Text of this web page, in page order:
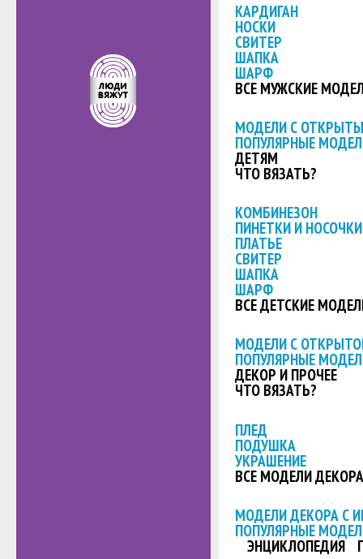
КАРДИГАН
НОСКИ
СВИТЕР
ШАПКА
ШАРФ
ВСЕ МУЖСКИЕ
МОДЕЛИ С
ПОПУЛЯРНЫЕ
ДЕТЯМ
ЧТО ВЯЗАТЬ?
КОМБИНЕЗОН
ПИНЕТКИ И НОСОЧКИ
ПЛАТЬЕ
СВИТЕР
ШАПКА
ШАРФ
ВСЕ ДЕТСКИЕ
МОДЕЛИ С
ПОПУЛЯРНЫЕ
ДЕКОР И ПРОЧЕЕ
ЧТО ВЯЗАТЬ?
ПЛЕД
ПОДУШКА
УКРАШЕНИЕ
ВСЕ МОДЕЛИ ДЕКОРА
МОДЕЛИ ДЕКОРА С
ПОПУЛЯРНЫЕ
ЭНЦИКЛОПЕДИЯ